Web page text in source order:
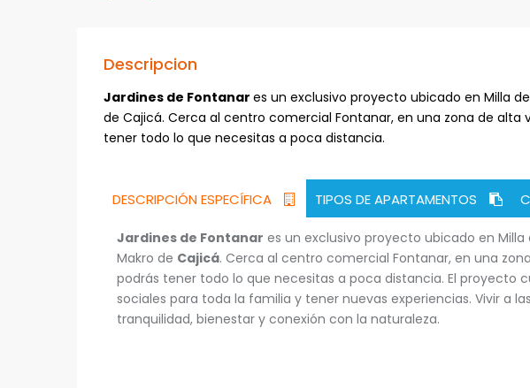
Descripcion
Jardines de Fontanar es un exclusivo proyecto ubicado en Milla
de Cajicá. Cerca al centro comercial Fontanar, en una zona de alta
tener todo lo que necesitas a poca distancia.
DESCRIPCIÓN ESPECÍFICA TIPOS DE APARTAMENTOS
Jardines de Fontanar es un exclusivo proyecto ubicado en Milla
Makro de Cajicá. Cerca al centro comercial Fontanar, en una
podrás tener todo lo que necesitas a poca distancia. El proyecto
sociales para toda la familia y tener nuevas experiencias. Vivir a
tranquilidad, bienestar y conexión con la naturaleza.